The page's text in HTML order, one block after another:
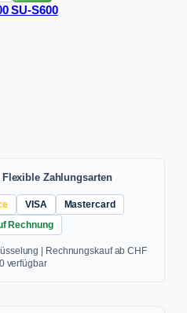
SU-S600
Zahlungsarten
VISA
Mastercard
Rechnung
| Rechnungskauf ab CHF
verfügbar